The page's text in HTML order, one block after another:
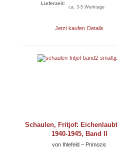
Lieferzeit:
ca. 3-5 Werktage
Jetzt kaufen Details
Schaulen, Fritjof:
1940-1945, Band II
von Ihlefeld – Primozic